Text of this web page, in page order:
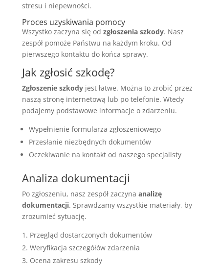
stresu i niepewności.
Proces uzyskiwania pomocy
Wszystko zaczyna się od zgłoszenia szkody. Nasz
zespół pomoże Państwu na każdym kroku. Od
pierwszego kontaktu do końca sprawy.
Jak zgłosić szkodę?
Zgłoszenie szkodyjest łatwe. Można to zrobić przez
naszą stronę internetową lub po telefonie. Wtedy
podajemy podstawowe informacje o zdarzeniu.
Wypełnienie formularza zgłoszeniowego
Przesłanie niezbędnych dokumentów
Oczekiwanie na kontakt od naszego specjalisty
Analiza dokumentacji
Po zgłoszeniu, nasz zespół zaczyna analizę
dokumentacji. Sprawdzamy wszystkie materiały, by
zrozumieć sytuację.
Przegląd dostarczonych dokumentów
Weryfikacja szczegółów zdarzenia
Ocena zakresu szkody